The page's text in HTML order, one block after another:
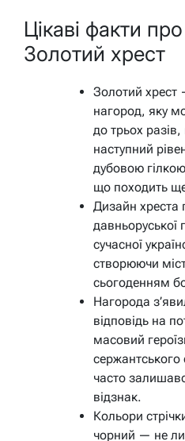
Цікаві факти
Золотий хрест
Золотий хрест
нагород, яку
до трьох
наступний
дубовою
що походить
Дизайн хреста
давньоруської
сучасної
створюючи
сьогоденням
Нагорода
відповідь на
масовий
часто
відзнак.
Кольори
чорний — не